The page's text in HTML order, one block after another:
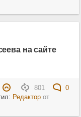
на сайте
801
0
Редакторот